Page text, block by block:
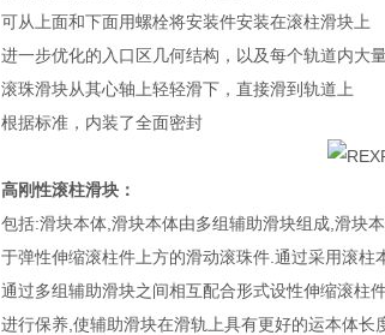
可从上面和下面用螺栓将安装件安装在滚柱滑块上
进一步优化的入口区几何结构，以及每个轨道内大
滚珠滑块从其心轴上轻轻滑下，直接滑到轨道上
根据标准，内装了全面密封
高刚性滚柱滑块：
包括:滑块本体,滑块本体由多组辅助滑块组成,滑块
于弹性伸缩滚柱件上方的滑动滚珠件.通过采用滚
通过多组辅助滑块之间相互配合形式设性伸缩滚柱
进行保养,使辅助滑块在滑轨上具有更好的运本体